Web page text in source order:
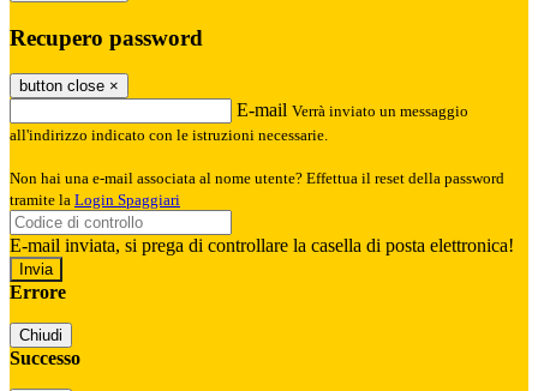
Recupero password
button close ×
E-mail Verrà inviato un messaggio
all'indirizzo indicato con le istruzioni necessarie.
Non hai una e-mail associata al nome utente? Effettua il reset della password
tramite la Login Spaggiari
E-mail inviata, si prega di controllare la casella di posta elettronica!
Errore
Chiudi
Successo